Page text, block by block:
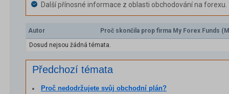
Další přínosné informace z oblasti obchodování na forexu.
Autor
Proč skončila prop firma My Forex Funds
Dosud nejsou žádná témata.
Předchozí témata
Proč nedodržujete svůj obchodní plán?